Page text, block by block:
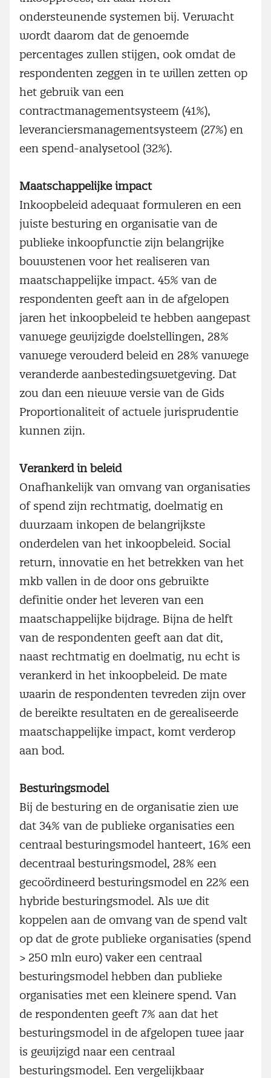
ondersteunende systemen bij. Verwacht
wordt daarom dat de genoemde
percentages zullen stijgen, ook omdat de
respondenten zeggen in te willen zetten op
het gebruik van een
contractmanagementsysteem (41%),
leveranciersmanagementsysteem (27%) en
een spend-analysetool (32%).
Maatschappelijke impact
Inkoopbeleid adequaat formuleren en een
juiste besturing en organisatie van de
publieke inkoopfunctie zijn belangrijke
bouwstenen voor het realiseren van
maatschappelijke impact. 45% van de
respondenten geeft aan in de afgelopen
jaren het inkoopbeleid te hebben aangepast
vanwege gewijzigde doelstellingen, 28%
vanwege verouderd beleid en 28% vanwege
veranderde aanbestedingswetgeving. Dat
zou dan een nieuwe versie van de Gids
Proportionaliteit of actuele jurisprudentie
kunnen zijn.
Verankerd in beleid
Onafhankelijk van omvang van organisaties
of spend zijn rechtmatig, doelmatig en
duurzaam inkopen de belangrijkste
onderdelen van het inkoopbeleid. Social
return, innovatie en het betrekken van het
mkb vallen in de door ons gebruikte
definitie onder het leveren van een
maatschappelijke bijdrage. Bijna de helft
van de respondenten geeft aan dat dit,
naast rechtmatig en doelmatig, nu echt is
verankerd in het inkoopbeleid. De mate
waarin de respondenten tevreden zijn over
de bereikte resultaten en de gerealiseerde
maatschappelijke impact, komt verderop
aan bod.
Besturingsmodel
Bij de besturing en de organisatie zien we
dat 34% van de publieke organisaties een
centraal besturingsmodel hanteert, 16% een
decentraal besturingsmodel, 28% een
gecoördineerd besturingsmodel en 22% een
hybride besturingsmodel. Als we dit
koppelen aan de omvang van de spend valt
op dat de grote publieke organisaties (spend
> 250 mln euro) vaker een centraal
besturingsmodel hebben dan publieke
organisaties met een kleinere spend. Van
de respondenten geeft 7% aan dat het
besturingsmodel in de afgelopen twee jaar
is gewijzigd naar een centraal
besturingsmodel. Een vergelijkbaar